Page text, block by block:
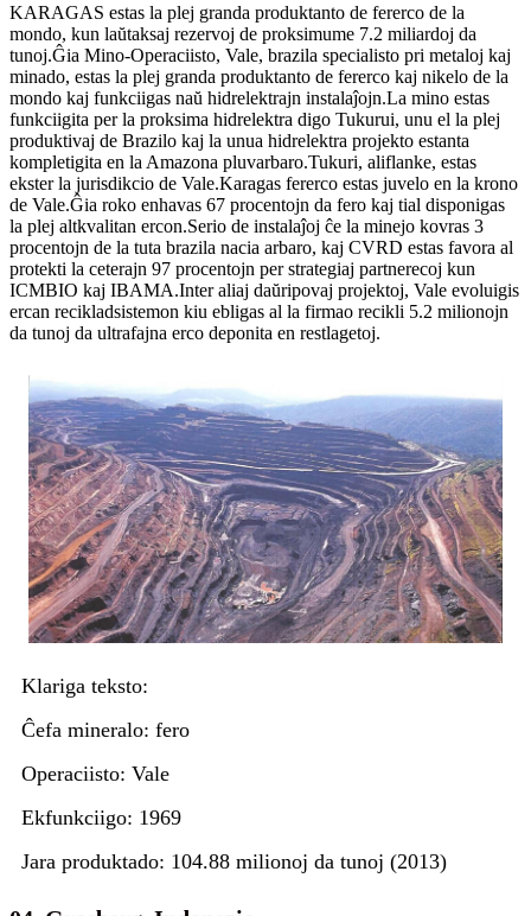
KARAGAS estas la plej granda produktanto de fererco de la
mondo, kun laŭtaksaj rezervoj de proksimume 7.2 miliardoj da
tunoj.Ĝia Mino-Operaciisto, Vale, brazila specialisto pri metaloj kaj
minado, estas la plej granda produktanto de fererco kaj nikelo de la
mondo kaj funkciigas naŭ hidrelektrajn instalaĵojn.La mino estas
funkciigita per la proksima hidrelektra digo Tukurui, unu el la plej
produktivaj de Brazilo kaj la unua hidrelektra projekto estanta
kompletigita en la Amazona pluvarbaro.Tukuri, aliflanke, estas
ekster la jurisdikcio de Vale.Karagas fererco estas juvelo en la krono
de Vale.Ĝia roko enhavas 67 procentojn da fero kaj tial disponigas
la plej altkvalitan ercon.Serio de instalaĵoj ĉe la minejo kovras 3
procentojn de la tuta brazila nacia arbaro, kaj CVRD estas favora al
protekti la ceterajn 97 procentojn per strategiaj partnerecoj kun
ICMBIO kaj IBAMA.Inter aliaj daŭripovaj projektoj, Vale evoluigis
ercan recikladsistemon kiu ebligas al la firmao recikli 5.2 milionojn
da tunoj da ultrafajna erco deponita en restlagetoj.
Klariga teksto:
Ĉefa mineralo: fero
Operaciisto: Vale
Ekfunkciigo: 1969
Jara produktado: 104.88 milionoj da tunoj (2013)